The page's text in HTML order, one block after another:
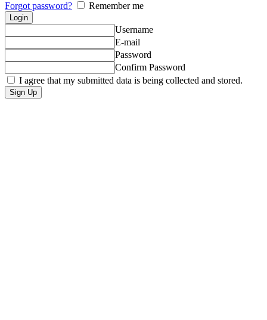
Forgot password? Remember me
Username
E-mail
Password
Confirm Password
I agree that my submitted data is being collected and stored.